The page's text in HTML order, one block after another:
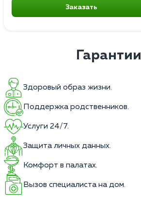
Заказать
Гарантии
Здоровый образ жизни.
Поддержка родственников.
Услуги 24/7.
Защита личных данных.
Комфорт в палатах.
Вызов специалиста на дом.